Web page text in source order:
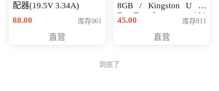
配器(19.5V 3.34A)
88.00
库存961
直营
8GB / Kingston U 盘
DataTraveler 101
Generati
45.00 库存811
直营
到底了